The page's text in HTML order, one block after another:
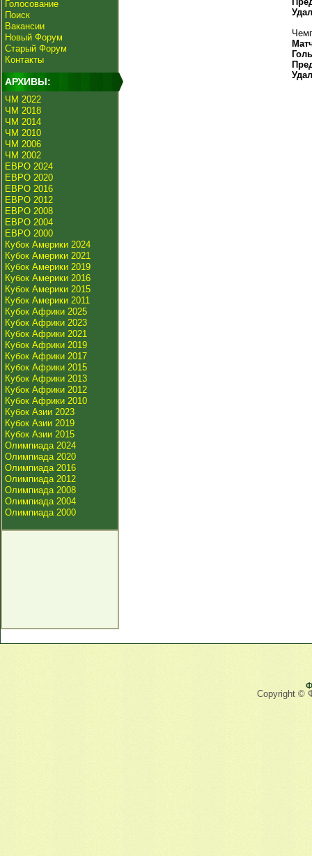
Голосование
Поиск
Вакансии
Новый Форум
Старый Форум
Контакты
АРХИВЫ:
ЧМ 2022
ЧМ 2018
ЧМ 2014
ЧМ 2010
ЧМ 2006
ЧМ 2002
ЕВРО 2024
ЕВРО 2020
ЕВРО 2016
ЕВРО 2012
ЕВРО 2008
ЕВРО 2004
ЕВРО 2000
Кубок Америки 2024
Кубок Америки 2021
Кубок Америки 2019
Кубок Америки 2016
Кубок Америки 2015
Кубок Америки 2011
Кубок Африки 2025
Кубок Африки 2023
Кубок Африки 2021
Кубок Африки 2019
Кубок Африки 2017
Кубок Африки 2015
Кубок Африки 2013
Кубок Африки 2012
Кубок Африки 2010
Кубок Азии 2023
Кубок Азии 2019
Кубок Азии 2015
Олимпиада 2024
Олимпиада 2020
Олимпиада 2016
Олимпиада 2012
Олимпиада 2008
Олимпиада 2004
Олимпиада 2000
Copyright ©